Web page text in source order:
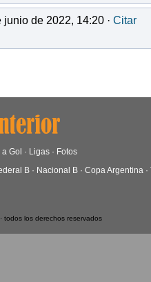
junio de 2022, 14:20 · Citar
Gol · Ligas · Fotos
B · Nacional B · Copa Argentina ·
todos los derechos reservados